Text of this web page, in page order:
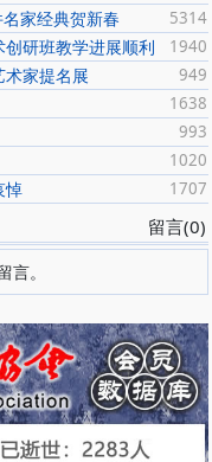
5314
家经典贺新春
1940
研班教学进展顺利
949
家提名展
1638
993
1020
1707
悼
留言(0)
言。